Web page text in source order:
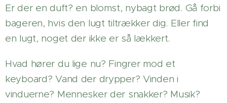
Er der en duft? en blomst, nybagt brød. Gå forbi
bageren, hvis den lugt tiltrækker dig. Eller find
en lugt, noget der ikke er så lækkert.
Hvad hører du lige nu? Fingrer mod et
keyboard? Vand der drypper? Vinden i
vinduerne? Mennesker der snakker? Musik?